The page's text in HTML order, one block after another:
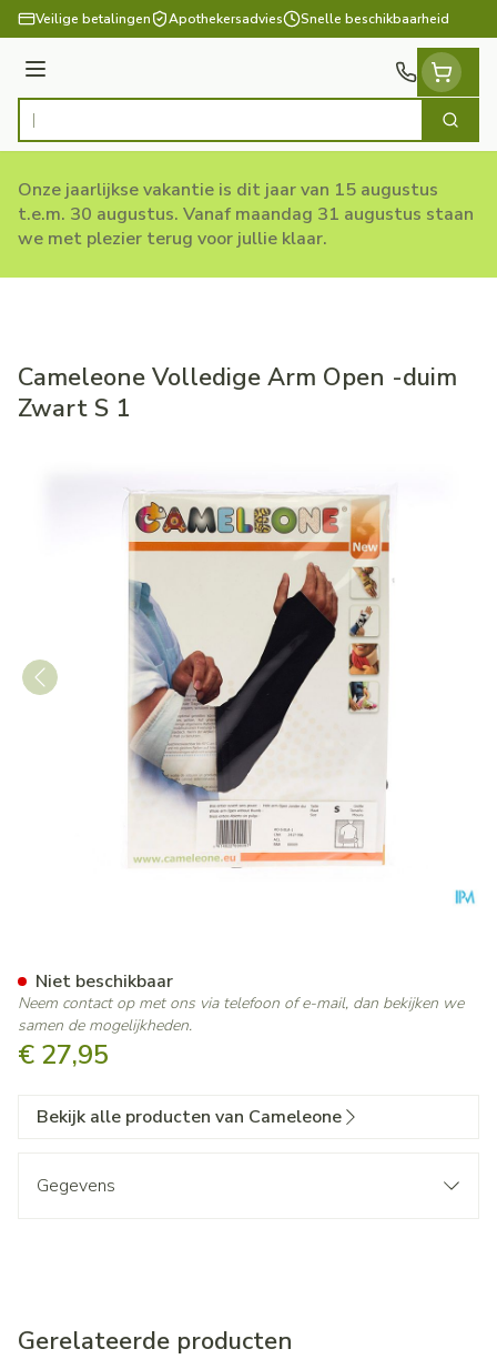
Ga naar de inhoud
Veilige betalingen Apothekersadvies Snelle beschikbaarheid
Menu
Product, merk, categorie... Zoek
Onze jaarlijkse vakantie is dit jaar van 15 augustus
t.e.m. 30 augustus. Vanaf maandag 31 augustus staan
we met plezier terug voor jullie klaar.
Cameleone Volledige Arm Open -duim
Zwart S 1
€ 27,95
Niet beschikbaar
Neem contact op met ons via telefoon of e-mail, dan bekijken we
samen de mogelijkheden.
Bekijk alle producten van Cameleone
Gegevens
Gerelateerde producten